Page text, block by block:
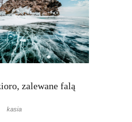
zalewane falą
kasia